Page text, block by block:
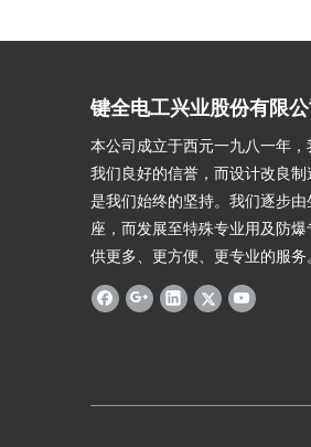
键全电工兴业股份有限公
本公司成立于西元一九八一年
我们良好的信誉，而设计改良
是我们始终的坚持。我们逐步
座，而发展至特殊专业用及防
供更多、更方便、更专业的服务